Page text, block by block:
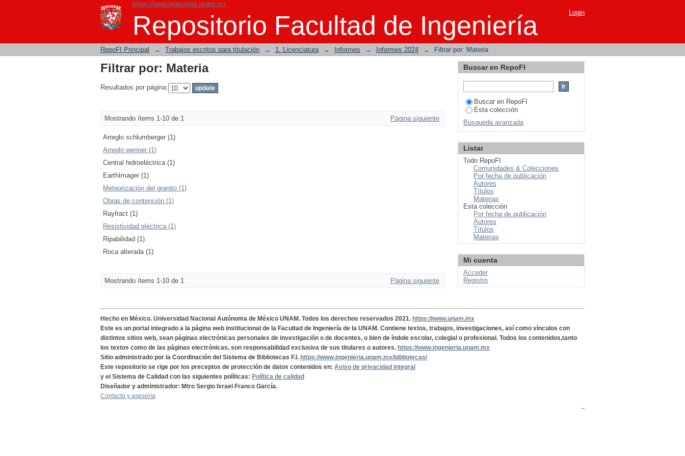
https://www.ingenieria.unam.mx
Repositorio Facultad de Ingeniería
Filtrar por: Materia Login
RepoFI Principal → Trabajos escritos para titulación → 1. Licenciatura → Informes → Informes 2024 → Filtrar por: Materia
Filtrar por: Materia
Resultados por página:
Mostrando ítems 1-10 de 1 Página siguiente
Arreglo schlumberger (1)
Arreglo wenner (1)
Central hidroeléctrica (1)
EarthImager (1)
Meteorización del granito (1)
Obras de contención (1)
Rayfract (1)
Resistividad eléctrica (1)
Ripabilidad (1)
Roca alterada (1)
Mostrando ítems 1-10 de 1 Página siguiente
Buscar en RepoFI
Buscar en RepoFI
Esta colección
Búsqueda avanzada
Listar
Todo RepoFI
Comunidades & Colecciones
Por fecha de publicación
Autores
Títulos
Materias
Esta colección
Por fecha de publicación
Autores
Títulos
Materias
Mi cuenta
Acceder
Registro
Hecho en México. Universidad Nacional Autónoma de México UNAM. Todos los derechos reservados 2021. https://www.unam.mx
Este es un portal integrado a la página web institucional de la Facultad de Ingeniería de la UNAM. Contiene textos, trabajos, investigaciones, así como vínculos con
distintos sitios web, sean páginas electrónicas personales de investigación o de docentes, o bien de índole escolar, colegial o profesional. Todos los contenidos,tanto
los textos como de las páginas electrónicas, son responsabilidad exclusiva de sus titulares o autores. https://www.ingenieria.unam.mx
Sitio administrado por la Coordinación del Sistema de Bibliotecas F.I. https://www.ingenieria.unam.mx/bibliotecas/
Este repositorio se rige por los preceptos de protección de datos contenidos en: Aviso de privacidad integral
y el Sistema de Calidad con las siguientes políticas: Política de calidad
Diseñador y administrador: Mtro Sergio Israel Franco García.
Contacto y asesoría